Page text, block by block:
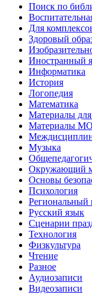
Поиск по
Для
Здоровый
Иностранный
Информатика
История
Логопедия
Математика
Материалы
Материалы МО
Музыка
Окружающий
Основы
Психология
Региональный
Русский язык
Сценарии
Технология
Физкультура
Чтение
Разное
Аудиозаписи
Видеозаписи